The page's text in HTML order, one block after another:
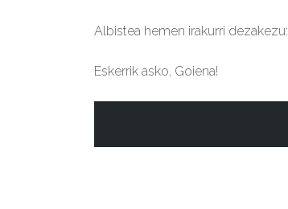
Albistea hemen irakurri dezakezu:
Eskerrik asko, Goiena!